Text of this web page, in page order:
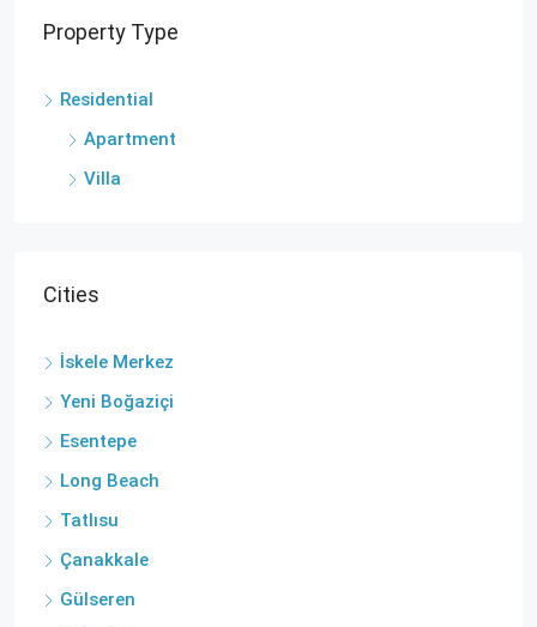
Property Type
Residential
Apartment
Villa
Cities
İskele Merkez
Yeni Boğaziçi
Esentepe
Long Beach
Tatlısu
Çanakkale
Gülseren